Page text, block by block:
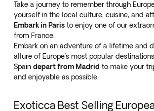
Take a journey to remember through
yourself in the local culture, cuisine, and
Embark in Paris to enjoy one of our
from France.
Embark on an adventure of a lifetime and
allure of Europe’s most popular
Spain depart from Madrid to make your
and enjoyable as possible.
Exoticca Best Selling